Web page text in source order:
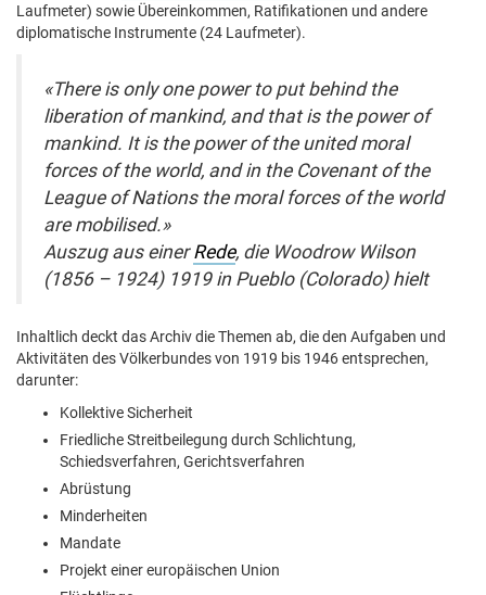
Laufmeter) sowie Übereinkommen, Ratifikationen und andere
diplomatische Instrumente (24 Laufmeter).
«There is only one power to put behind the
liberation of mankind, and that is the power of
mankind. It is the power of the united moral
forces of the world, and in the Covenant of the
League of Nations the moral forces of the world
are mobilised.»
Auszug aus einerRede, die Woodrow Wilson
(1856 – 1924) 1919 in Pueblo (Colorado) hielt
Inhaltlich deckt das Archiv die Themen ab, die den Aufgaben und
Aktivitäten des Völkerbundes von 1919 bis 1946 entsprechen,
darunter:
Kollektive Sicherheit
Friedliche Streitbeilegung durch Schlichtung,
Schiedsverfahren, Gerichtsverfahren
Abrüstung
Minderheiten
Mandate
Projekt einer europäischen Union